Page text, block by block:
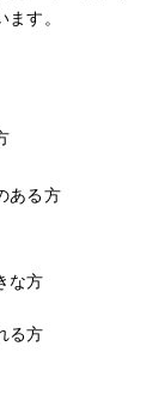
す。
ある方
な方
る方